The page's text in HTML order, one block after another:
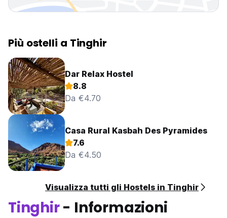
Più ostelli a Tinghir
Dar Relax Hostel
8.8
Da €4.70
Casa Rural Kasbah Des Pyramides
7.6
Da €4.50
Visualizza tutti gli Hostels in Tinghir
Tinghir- Informazioni